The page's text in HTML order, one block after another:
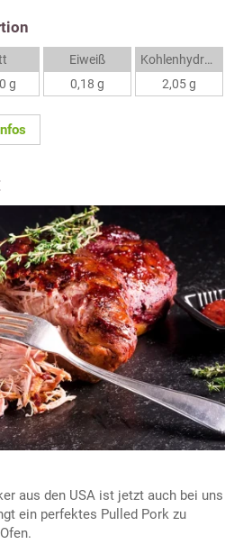
g
Eiweiß
0,18 g
Kohlenhydrate
2,05 g
aus den USA ist jetzt auch bei uns
ein perfektes Pulled Pork zu